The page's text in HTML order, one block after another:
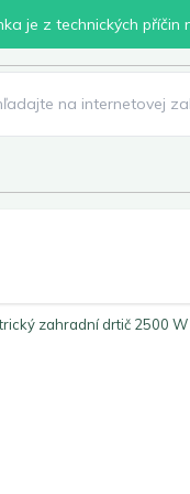
je z technických příčin
zahradní drtič 2500 W